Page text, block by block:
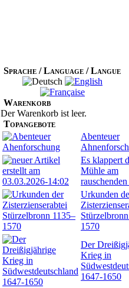
Sprache / Language / Langue
Warenkorb
Der Warenkorb ist leer.
Topangebote
Abenteuer
Es klappert
Mühle am
Urkunden
1570
Der
Krieg in
1647-1650